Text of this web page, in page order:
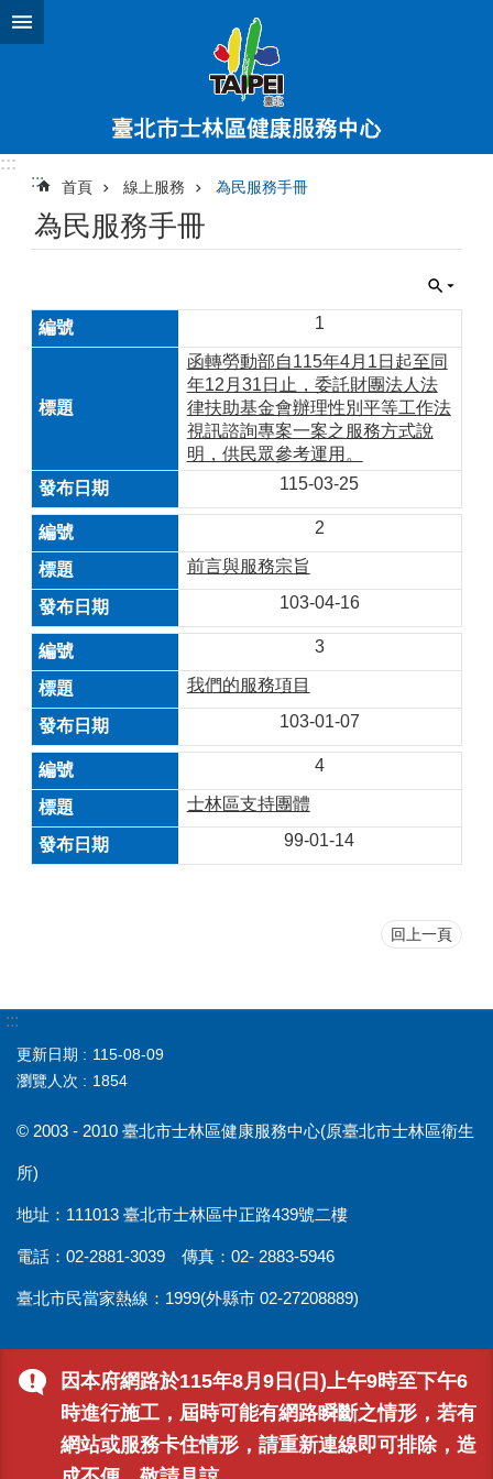
跳到主要內容區塊
:::
因本府網路於115年8月9日(日)上午9時至下午6
時進行施工，屆時可能有網路瞬斷之情形，若有
網站或服務卡住情形，請重新連線即可排除，造
::: 首頁 線上服務 為民服務手冊
為民服務手冊
1
函轉勞動部自115年4月1日起至同
年12月31日止，委託財團法人法
律扶助基金會辦理性別平等工作法
視訊諮詢專案一案之服務方式說
明，供民眾參考運用。
115-03-25
2
前言與服務宗旨
103-04-16
3
我們的服務項目
103-01-07
4
士林區支持團體
99-01-14
回上一頁
:::
更新日期
115-08-09
瀏覽人次
1854
© 2003 - 2010 臺北市士林區健康服務中心(原臺北市士林區衛生
所)
地址：111013 臺北市士林區中正路439號二樓
電話：02-2881-3039 傳真：02- 2883-5946
臺北市民當家熱線：1999(外縣市 02-27208889)